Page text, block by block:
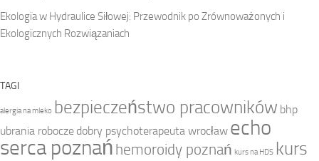
Ekologia w Hydraulice Siłowej: Przewodnik po Zrównoważonych i
Ekologicznych Rozwiązaniach
TAGI
alergia na mleko bezpieczeństwo pracowników bhp
ubrania robocze dobry psychoterapeuta wrocław echo
serca poznań hemoroidy poznań kurs na HDS kurs